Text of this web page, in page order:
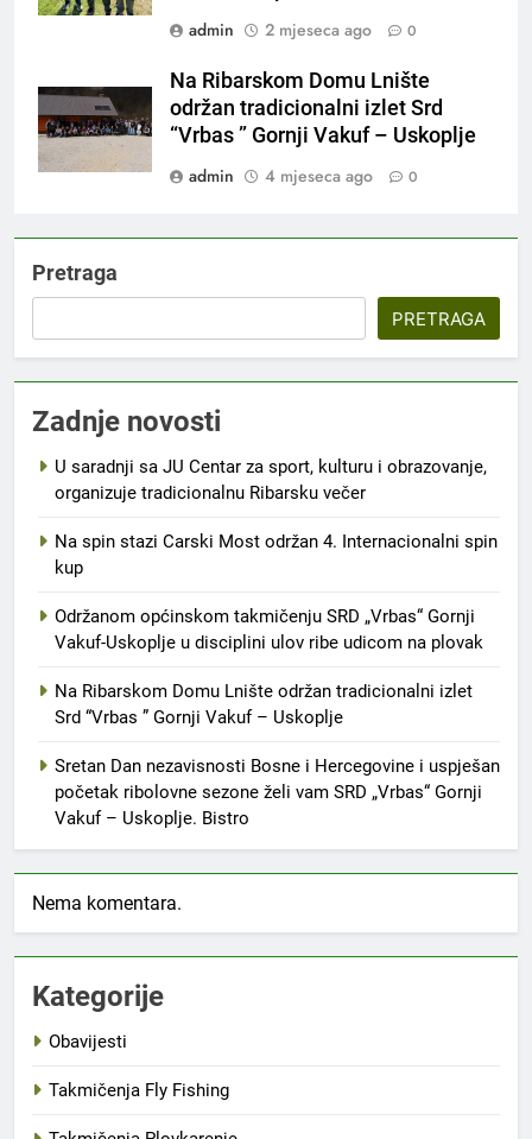
admin
2 mjeseca ago 0
Na Ribarskom Domu Lnište
održan tradicionalni izlet Srd
“Vrbas ” Gornji Vakuf – Uskoplje
admin
4 mjeseca ago 0
Pretraga
PRETRAGA
Zadnje novosti
U saradnji sa JU Centar za sport, kulturu i obrazovanje,
organizuje tradicionalnu Ribarsku večer
Na spin stazi Carski Most održan 4. Internacionalni spin
kup
Održanom općinskom takmičenju SRD „Vrbas“ Gornji
Vakuf-Uskoplje u disciplini ulov ribe udicom na plovak
Na Ribarskom Domu Lnište održan tradicionalni izlet
Srd “Vrbas ” Gornji Vakuf – Uskoplje
Sretan Dan nezavisnosti Bosne i Hercegovine i uspješan
početak ribolovne sezone želi vam SRD „Vrbas“ Gornji
Vakuf – Uskoplje. Bistro
Nema komentara.
Kategorije
Obavijesti
Takmičenja Fly Fishing